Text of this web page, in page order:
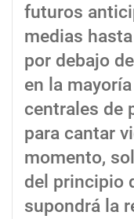
futuros
medias
por debajo
en la
centrales de
para cantar
momento,
del principio
supondrá la